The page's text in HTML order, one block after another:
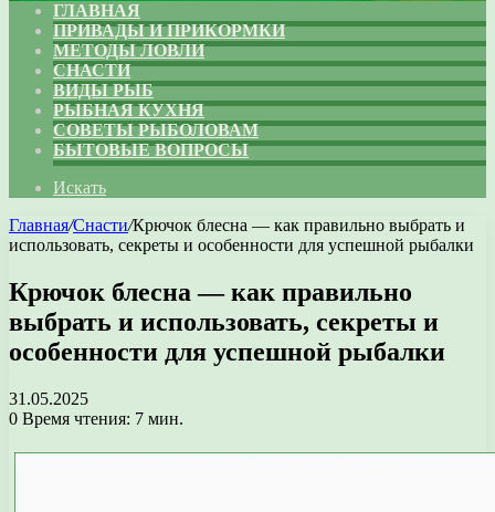
ГЛАВНАЯ
ПРИВАДЫ И ПРИКОРМКИ
МЕТОДЫ ЛОВЛИ
СНАСТИ
ВИДЫ РЫБ
РЫБНАЯ КУХНЯ
СОВЕТЫ РЫБОЛОВАМ
БЫТОВЫЕ ВОПРОСЫ
Искать
Главная/Снасти/Крючок блесна — как правильно выбрать и
использовать, секреты и особенности для успешной рыбалки
Крючок блесна — как правильно
выбрать и использовать, секреты и
особенности для успешной рыбалки
31.05.2025
0 Время чтения: 7 мин.